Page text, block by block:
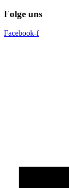
Folge uns
Facebook-f